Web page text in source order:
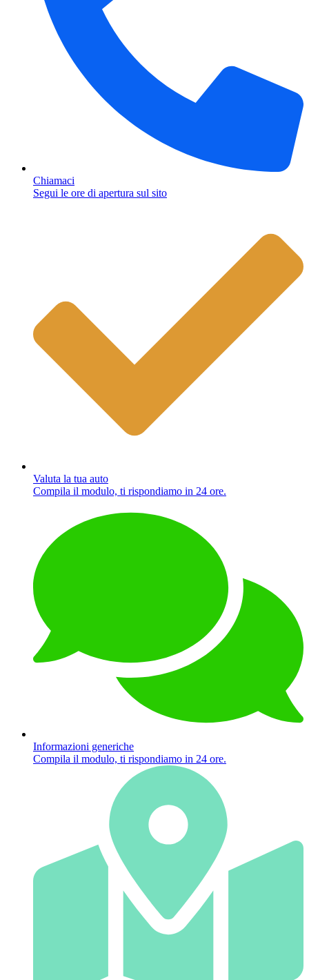
Chiamaci
Segui le ore di apertura sul sito
Valuta la tua auto
Compila il modulo, ti rispondiamo in 24 ore.
Informazioni generiche
Compila il modulo, ti rispondiamo in 24 ore.